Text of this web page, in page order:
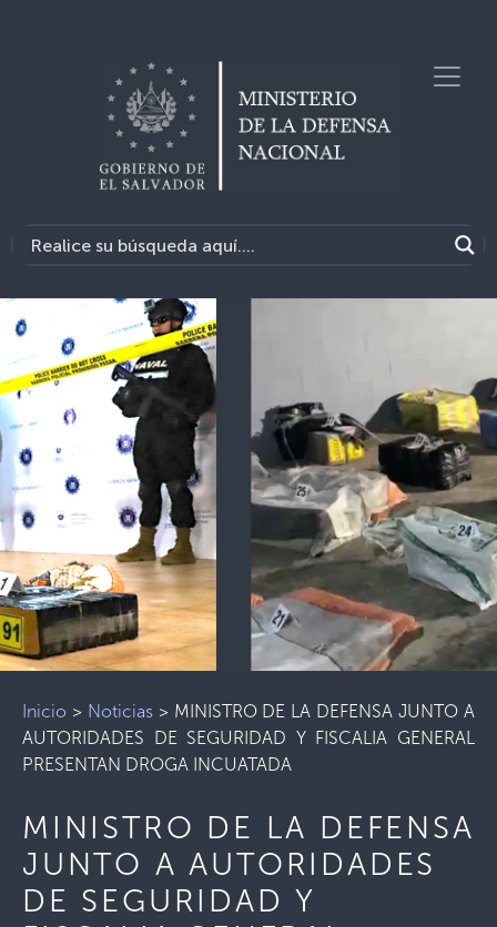
Inicio > Noticias> MINISTRO DE LA DEFENSA JUNTO A
AUTORIDADES DE SEGURIDAD Y FISCALIA GENERAL
PRESENTAN DROGA INCUATADA
MINISTRO DE LA DEFENSA
JUNTO A AUTORIDADES
DE SEGURIDAD Y